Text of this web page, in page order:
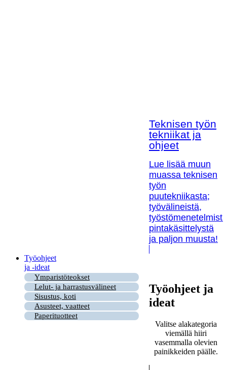
Teknisen työn
tekniikat ja
ohjeet
Lue lisää muun
muassa teknisen
työn
puutekniikasta;
työvälineistä,
pintakäsittelystä
ja paljon muusta!
Työohjeet
ja -ideat
Ymparistöteokset
Lelut- ja harrastusvälineet
Sisustus, koti
Asusteet, vaatteet
Paperituotteet
Työohjeet ja
ideat
Valitse alakategoria
viemällä hiiri
vasemmalla olevien
painikkeiden päälle.